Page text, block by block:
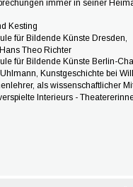
immer in seiner
Kesting
für Bildende Künste Dresden,
Theo Richter
für Bildende Künste Berlin-
Kunstgeschichte bei
als wissenschaftlicher
Interieurs -